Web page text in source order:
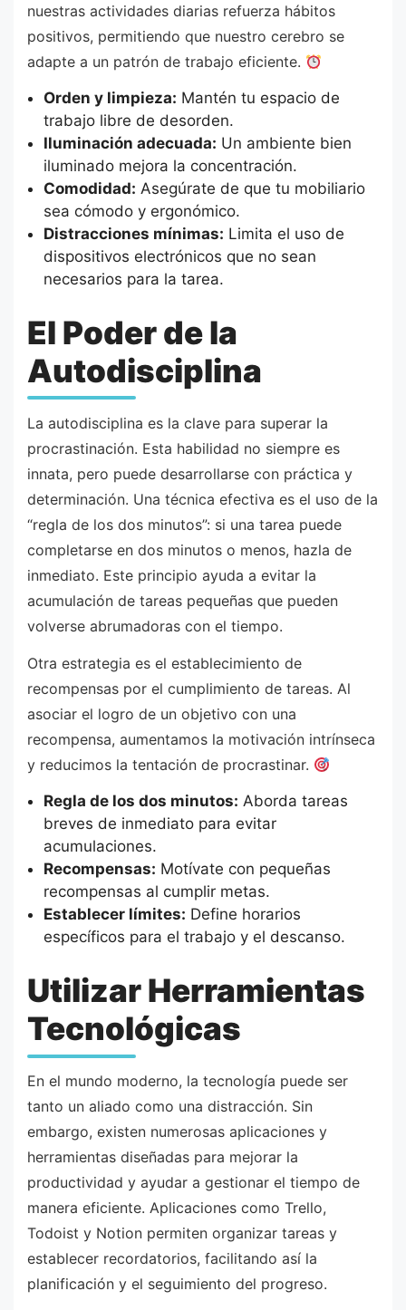
nuestras actividades diarias refuerza hábitos
positivos, permitiendo que nuestro cerebro se
adapte a un patrón de trabajo eficiente.
Orden y limpieza: Mantén tu espacio de
trabajo libre de desorden.
Iluminación adecuada: Un ambiente bien
iluminado mejora la concentración.
Comodidad: Asegúrate de que tu mobiliario
sea cómodo y ergonómico.
Distracciones mínimas: Limita el uso de
dispositivos electrónicos que no sean
necesarios para la tarea.
El Poder de la
Autodisciplina
La autodisciplina es la clave para superar la
procrastinación. Esta habilidad no siempre es
innata, pero puede desarrollarse con práctica y
determinación. Una técnica efectiva es el uso de la
“regla de los dos minutos”: si una tarea puede
completarse en dos minutos o menos, hazla de
inmediato. Este principio ayuda a evitar la
acumulación de tareas pequeñas que pueden
volverse abrumadoras con el tiempo.
Otra estrategia es el establecimiento de
recompensas por el cumplimiento de tareas. Al
asociar el logro de un objetivo con una
recompensa, aumentamos la motivación intrínseca
y reducimos la tentación de procrastinar.
Regla de los dos minutos: Aborda tareas
breves de inmediato para evitar
acumulaciones.
Recompensas: Motívate con pequeñas
recompensas al cumplir metas.
Establecer límites: Define horarios
específicos para el trabajo y el descanso.
Utilizar Herramientas
Tecnológicas
En el mundo moderno, la tecnología puede ser
tanto un aliado como una distracción. Sin
embargo, existen numerosas aplicaciones y
herramientas diseñadas para mejorar la
productividad y ayudar a gestionar el tiempo de
manera eficiente. Aplicaciones como Trello,
Todoist y Notion permiten organizar tareas y
establecer recordatorios, facilitando así la
planificación y el seguimiento del progreso.